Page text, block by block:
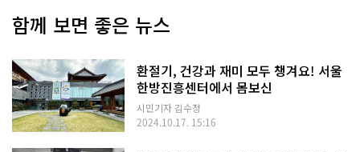
함께 보면 좋은 뉴스
환절기, 건강과 재미 모두 챙겨요! 서울
한방진흥센터에서 몸보신
시민기자 김수정
2024.10.17. 15:16